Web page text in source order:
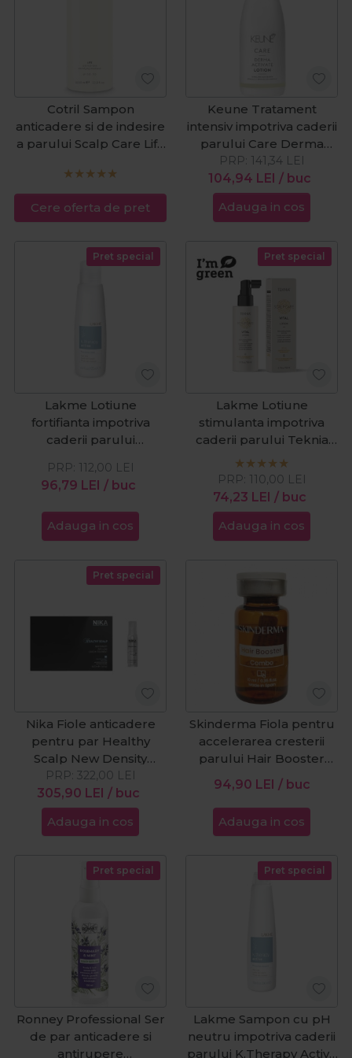
Cotril Sampon
anticadere si de indesire
a parului Scalp Care Life
Cere oferta de pret
Keune Tratament
intensiv impotriva caderii
parului Care Derma
Activate 75ml
104,94 LEI / buc
PRP: 141,34 LEI
Adauga in cos
Pret special
Lakme Lotiune
fortifianta impotriva
caderii parului
96,79 LEI / buc
PRP: 112,00 LEI
Adauga in cos
Pret special
Lakme Lotiune
stimulanta impotriva
caderii parului Teknia
Scalp Care Vital 150ml
74,23 LEI / buc
PRP: 110,00 LEI
Adauga in cos
Pret special
Nika Fiole anticadere
pentru par Healthy
Scalp New Density
6x13ml
305,90 LEI / buc
PRP: 322,00 LEI
Adauga in cos
Skinderma Fiola pentru
accelerarea cresterii
parului Hair Booster
94,90 LEI / buc
Adauga in cos
Pret special
Ronney Professional Ser
de par anticadere si
antirupere
Pret special
Lakme Sampon cu pH
neutru impotriva caderii
parului K.Therapy Active